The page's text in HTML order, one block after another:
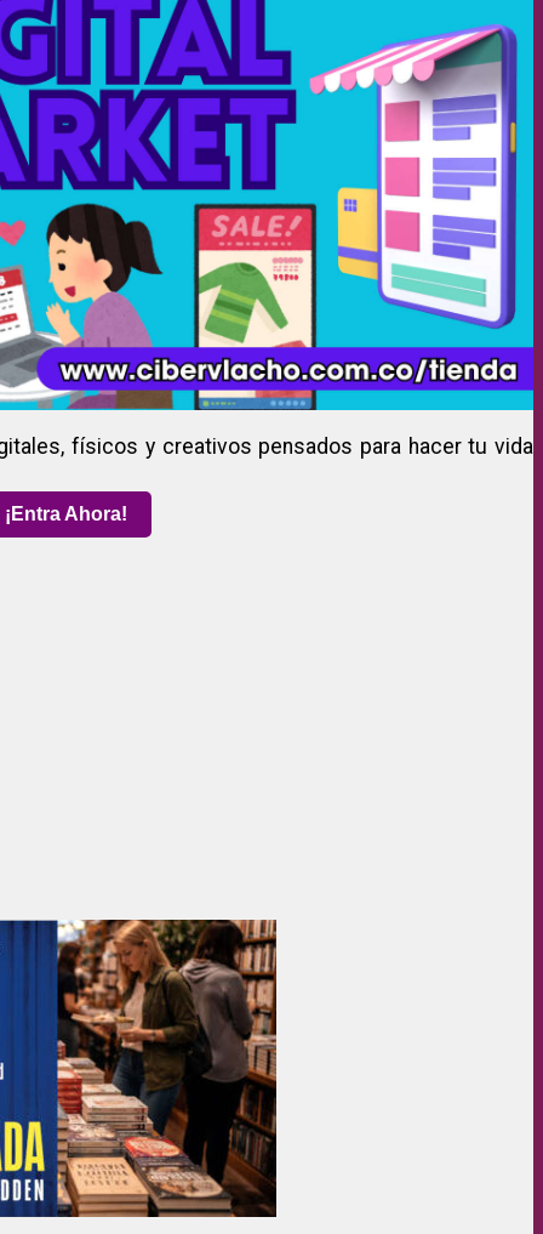
físicos y creativos pensados para hacer tu vida
¡Entra Ahora!